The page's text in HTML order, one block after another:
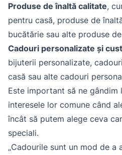
Produse de înaltă calitate,
pentru casă, produse de
bucătărie sau alte produse
Cadouri personalizate și
bijuterii personalizate,
casă sau alte cadouri
Este important să ne gândim
interesele lor comune când
încât să putem alege ceva
speciali.
„Cadourile sunt un mod de a